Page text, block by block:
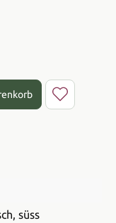
ein oder benutze die
, süss